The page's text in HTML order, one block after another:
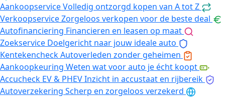
AankoopserviceVolledig ontzorgd kopen van A tot Z
VerkoopserviceZorgeloos verkopen voor de beste deal
Autofinanciering Financieren en leasen op maat
Zoekservice Doelgericht naar jouw ideale auto
KentekencheckAutoverleden zonder geheimen
Aankoopkeuring Weten wat voor auto je écht koopt
Accucheck EV & PHEVInzicht in accustaat en rijbereik
Autoverzekering Scherp en zorgeloos verzekerd